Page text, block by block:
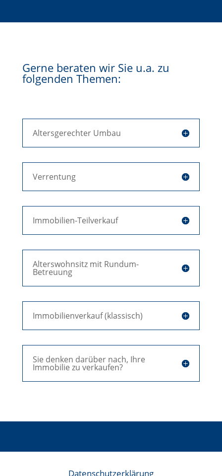
Gerne beraten wir Sie u.a. zu
folgenden Themen:
Altersgerechter Umbau
Verrentung
Immobilien-Teilverkauf
Alterswohnsitz mit Rundum-
Betreuung
Immobilienverkauf (klassisch)
Sie denken darüber nach, Ihre
Immobilie zu verkaufen?
Datenschutzerklärung